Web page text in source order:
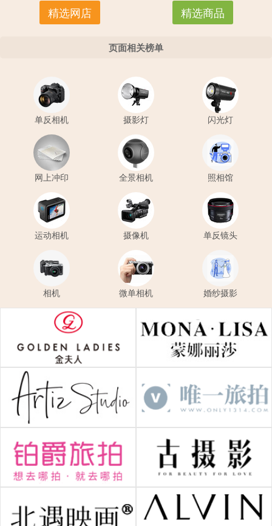
从雏形到初期，再上升发展至今，这成长历史
尤显厚重，因为...
精选网店
精选商品
页面相关榜单
单反相机 摄影灯 闪光灯
网上冲印 全景相机 照相馆
运动相机 摄像机 单反镜头
相机 微单相机 婚纱摄影